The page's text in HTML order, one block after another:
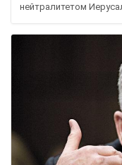
нейтралитетом